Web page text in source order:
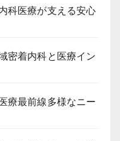
科医療が支える安心
密着内科と医療イン
療最前線多様なニー